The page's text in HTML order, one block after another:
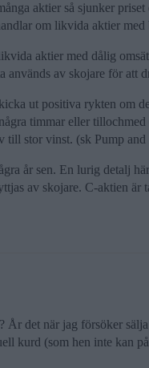
aktier så sjunker
om likvida aktier med
aktier med dålig
används av skojare för att
ut positiva rykten om
timmar eller
till stor vinst. (sk Pump
år sen. En lurig detalj
av skojare. C-aktien är
År det när jag försöker
kurd (som hen inte kan